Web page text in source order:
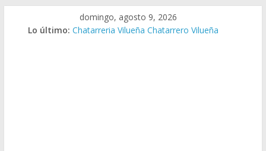
domingo, agosto 9, 2026
Lo último: Chatarreria Vilueña Chatarrero Vilueña